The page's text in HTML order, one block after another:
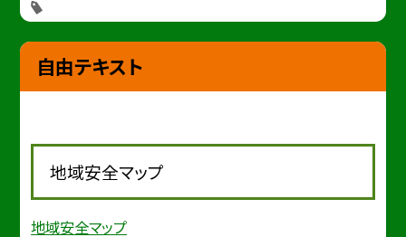
自由テキスト
地域安全マップ
地域安全マップ